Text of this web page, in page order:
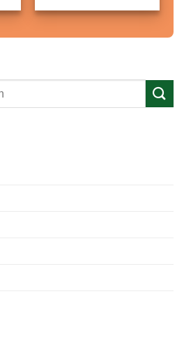
là:
1.450.000 ₫.
tại
là: